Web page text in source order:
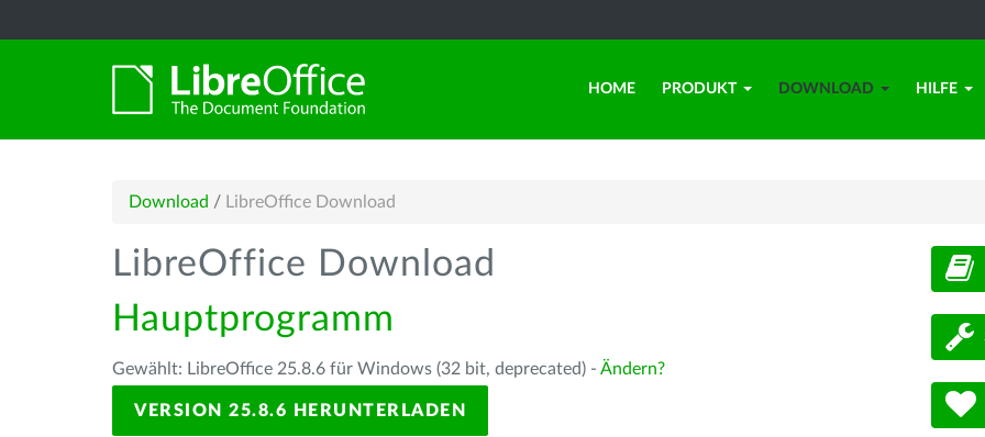
HOME PRODUKT DOWNLOAD HILFE
Download / LibreOffice Download
LibreOffice Download
Hauptprogramm
Gewählt: LibreOffice 25.8.6 für Windows (32 bit, deprecated) - Ändern?
VERSION 25.8.6 HERUNTERLADEN